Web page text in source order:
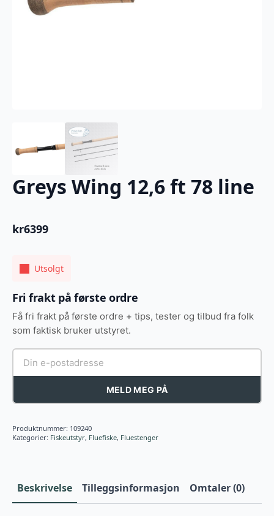
Greys Wing 12,6 ft 78 line
kr6399
Utsolgt
Fri frakt på første ordre
Få fri frakt på første ordre + tips, tester og tilbud fra folk
som faktisk bruker utstyret.
MELD MEG PÅ
Produktnummer: 109240
Kategorier: Fiskeutstyr, Fluefiske, Fluestenger
Beskrivelse Tilleggsinformasjon Omtaler (0)